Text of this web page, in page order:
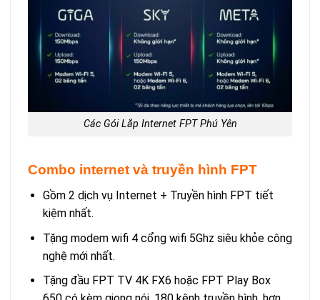
Các Gói Lắp Internet FPT Phú Yên
Combo internet và truyền hình FPT
Gồm 2 dịch vụ Internet + Truyền hình FPT tiết
kiệm nhất.
Tặng modem wifi 4 cổng wifi 5Ghz siêu khỏe công
nghệ mới nhất.
Tặng đầu FPT TV 4K FX6 hoặc FPT Play Box